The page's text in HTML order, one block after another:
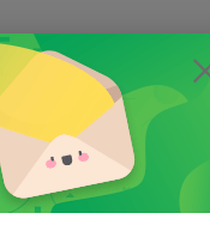
Neviete si
+421 905